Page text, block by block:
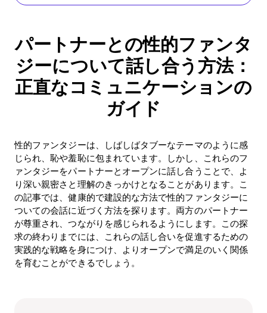
パートナーとの性的ファンタ
ジーについて話し合う方法：
正直なコミュニケーションの
ガイド
性的ファンタジーは、しばしばタブーなテーマのように感
じられ、恥や羞恥に包まれています。しかし、これらのフ
ァンタジーをパートナーとオープンに話し合うことで、よ
り深い親密さと理解のきっかけとなることがあります。こ
の記事では、健康的で建設的な方法で性的ファンタジーに
ついての会話に近づく方法を探ります。両方のパートナー
が尊重され、つながりを感じられるようにします。この探
求の終わりまでには、これらの話し合いを促進するための
実践的な戦略を身につけ、よりオープンで満足のいく関係
を育むことができるでしょう。